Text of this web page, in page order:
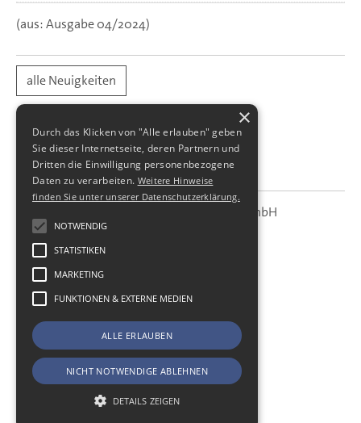
(aus: Ausgabe 04/2024)
alle Neuigkeiten
SBS
SBS Richter, Trenner & Kollegen GmbH
Steuerberatungsgesellschaft
Hohe Straße 55
01187Dresden
Telefax:+49 (0) 351 - 87 32 699
E-Mail:kanzlei@sbsdresden.de
ESt-Helfer
Start
Impressum
Datenschutz
×
Durch das Klicken von "Alle erlauben" geben
Sie dieser Internetseite, deren Partnern und
Dritten die Einwilligung personenbezogene
Daten zu verarbeiten. Weitere Hinweise
finden Sie unter unserer Datenschutzerklärung.
NOTWENDIG
STATISTIKEN
MARKETING
FUNKTIONEN & EXTERNE MEDIEN
ALLE ERLAUBEN
NICHT NOTWENDIGE ABLEHNEN
DETAILS ZEIGEN